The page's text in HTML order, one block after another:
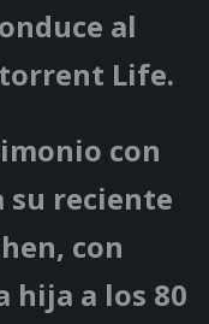
al
Life.
con
su reciente
con
hija a los 80